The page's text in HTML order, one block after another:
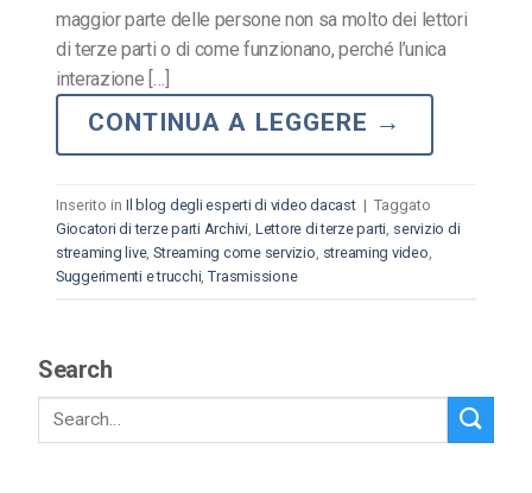
maggior parte delle persone non sa molto dei lettori
di terze parti o di come funzionano, perché l’unica
interazione […]
CONTINUA A LEGGERE →
Inserito in Il blog degli esperti di video dacast | Taggato
Giocatori di terze parti Archivi Lettore di terze parti servizio di
streaming live,Streaming come servizio streaming video
Suggerimenti e trucchi ,Trasmissione
Search